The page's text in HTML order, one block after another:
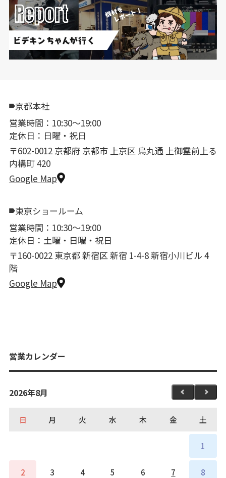
京都本社
営業時間：10:30〜19:00
定休日：日曜・祝日
〒602-0012 京都府 京都市 上京区 烏丸通 上御霊前上る
内構町 420
Google Map
東京ショールーム
営業時間：10:30〜19:00
定休日：土曜・日曜・祝日
〒160-0022 東京都 新宿区 新宿 1-4-8 新宿小川ビル 4
階
Google Map
営業カレンダー
2026年8月
日 月 火 水 木 金 土
1
2 3 4 5 6 7 8